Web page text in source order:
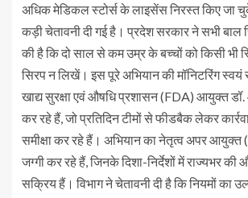
अधिक मेडिकल स्टोर्स के लाइसेंस निरस्त किए जा
कड़ी चेतावनी दी गई है। प्रदेश सरकार ने सभी
की है कि दो साल से कम उम्र के बच्चों को किसी भी
सिरप न लिखें। इस पूरे अभियान की मॉनिटरिंग स्वयं
खाद्य सुरक्षा एवं औषधि प्रशासन (FDA) आयुक्त
कर रहे हैं, जो प्रतिदिन टीमों से फीडबैक लेकर
समीक्षा कर रहे हैं। अभियान का नेतृत्व अपर आयुक्त
जग्गी कर रहे हैं, जिनके दिशा-निर्देशों में राज्यभर की
सक्रिय हैं। विभाग ने चेतावनी दी है कि नियमों का